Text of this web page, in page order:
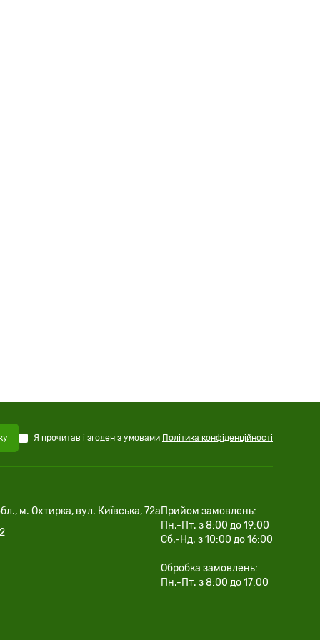
Я прочитав і згоден з умовами Політика конфіденційності
м. Охтирка, вул. Київська, 72аПрийом замовлень:
Пн.-Пт. з 8:00 до 19:00
Сб.-Нд. з 10:00 до 16:00
Обробка замовлень:
Пн.-Пт. з 8:00 до 17:00